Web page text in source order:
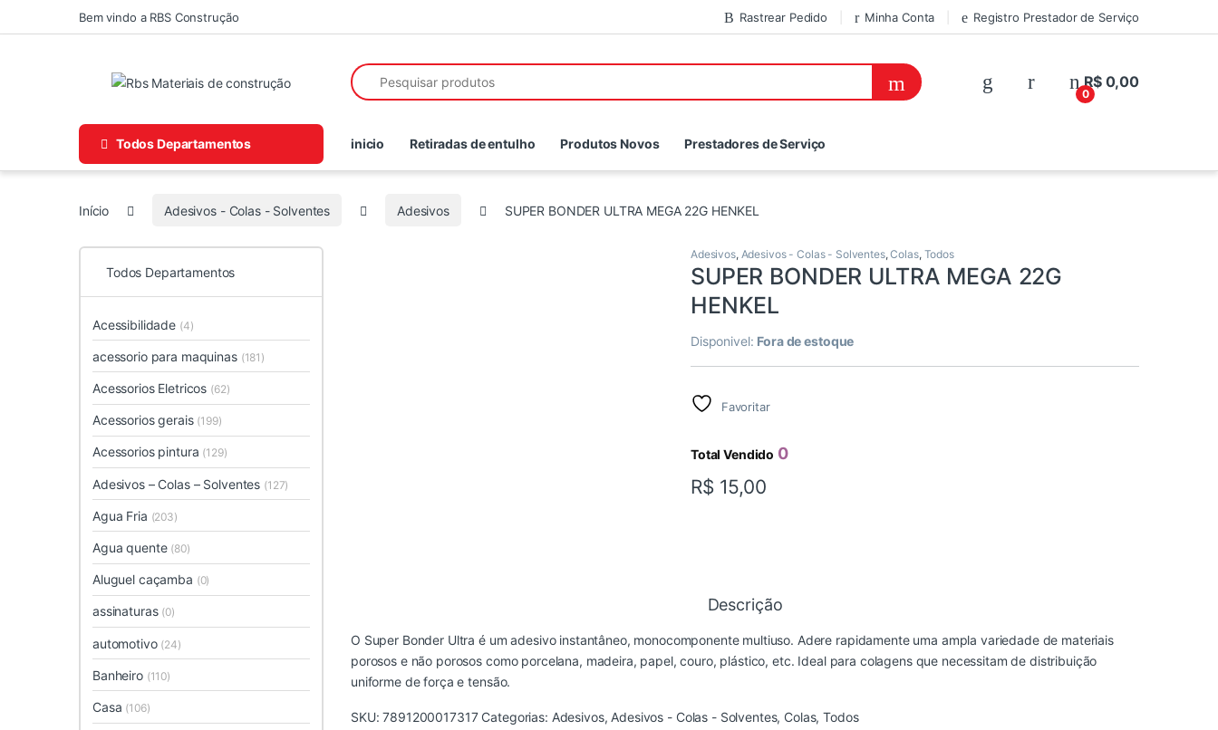
Skip to navigation
Skip to contentBem vindo a RBS Construção Rastrear Pedido Minha Conta Registro Prestador de Serviço
Search for:
0
R$0,00
Todos Departamentos inicio Retiradas de entulho Produtos Novos Prestadores de Serviço
Início Adesivos - Colas - Solventes Adesivos SUPER BONDER ULTRA MEGA 22G HENKEL
Adesivos, Adesivos - Colas - Solventes,Colas, Todos
SUPER BONDER ULTRA MEGA 22G
HENKEL
Disponivel: Fora de estoque
Favoritar
Total Vendido 0
R$ 15,00
Descrição
O Super Bonder Ultra é um adesivo instantâneo, monocomponente multiuso. Adere rapidamente uma ampla variedade de materiais
porosos e não porosos como porcelana, madeira, papel, couro, plástico, etc. Ideal para colagens que necessitam de distribuição
uniforme de força e tensão.
SKU:7891200017317 Categorias: Adesivos,Adesivos - Colas - Solventes, Colas,Todos
Todos Departamentos
Acessibilidade (4)
acessorio para maquinas (181)
Acessorios Eletricos (62)
Acessorios gerais (199)
Acessorios pintura (129)
Adesivos – Colas – Solventes (127)
Agua Fria (203)
Agua quente (80)
Aluguel caçamba (0)
assinaturas (0)
automotivo (24)
Banheiro (110)
Casa (106)